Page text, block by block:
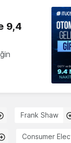
9,4
Frank Shaw
Consumer